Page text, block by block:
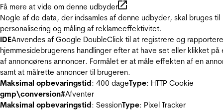
Få mere at vide om denne udbyder
Nogle af de data, der indsamles af denne udbyder, skal bruges til
personalisering og måling af reklameeffektivitet.
IDEAnvendes af Google DoubleClick til at registrere og
hjemmesidebrugerens handlinger efter at have set eller klikket på
af annoncørens annoncer. Formålet er at måle effekten af en
samt at målrette annoncer til brugeren.
Maksimal opbevaringstid: 400 dageType: HTTP Cookie
gmp\conversion#Afventer
Maksimal opbevaringstid: SessionType: Pixel Tracker